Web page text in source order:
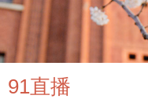
91直播